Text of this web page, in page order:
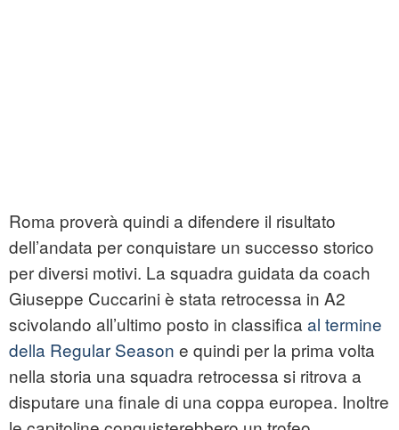
Roma proverà quindi a difendere il risultato
dell’andata per conquistare un successo storico
per diversi motivi. La squadra guidata da coach
Giuseppe Cuccarini è stata retrocessa in A2
scivolando all’ultimo posto in classifica al termine
della Regular Season e quindi per la prima volta
nella storia una squadra retrocessa si ritrova a
disputare una finale di una coppa europea. Inoltre